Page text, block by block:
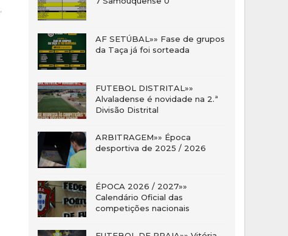
AF SETÚBAL»» Fase de grupos
da Taça já foi sorteada
FUTEBOL DISTRITAL»»
Alvaladense é novidade na 2.ª
Divisão Distrital
ARBITRAGEM»» Época
desportiva de 2025 / 2026
ÉPOCA 2026 / 2027»»
Calendário Oficial das
competições nacionais